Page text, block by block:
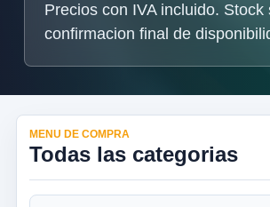
Precios con IVA incluido. Stock
confirmacion final de
MENU DE COMPRA
Todas las categorias